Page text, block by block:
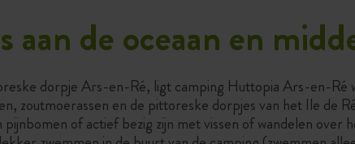
aan de oceaan en
dorpje Ars-en-Ré, ligt camping Huttopia Ars-en-Ré
zoutmoerassen en de pittoreske dorpjes van het Ile de
of actief bezig zijn met vissen of wandelen